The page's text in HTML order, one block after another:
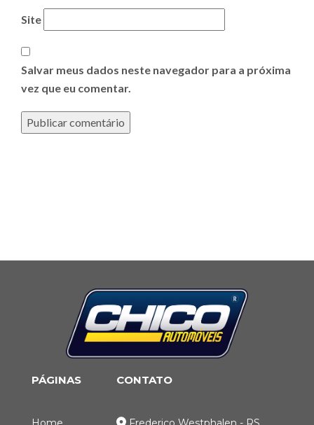
Site
Salvar meus dados neste navegador para a próxima
vez que eu comentar.
PÁGINAS CONTATO